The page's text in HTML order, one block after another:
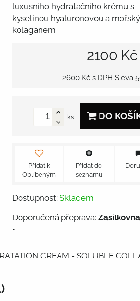
luxusního hydratačního krému s
kyselinou hyaluronovou a
kolaganem
2100 Kč
2600 Kč s DPH Sleva
ks DO
Přidat k
Oblíbeným
Přidat do
seznamu
Dostupnost: Skladem
Zásilkovna
•
CREAM - SOLUBLE